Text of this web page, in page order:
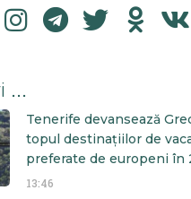
...
Tenerife devansează
topul destinațiilor de
preferate de europeni în
13:46